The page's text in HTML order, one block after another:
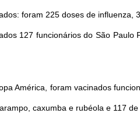
foram 225 doses de influenza,
127 funcionários do São Paulo
América, foram vacinados
caxumba e rubéola e 117